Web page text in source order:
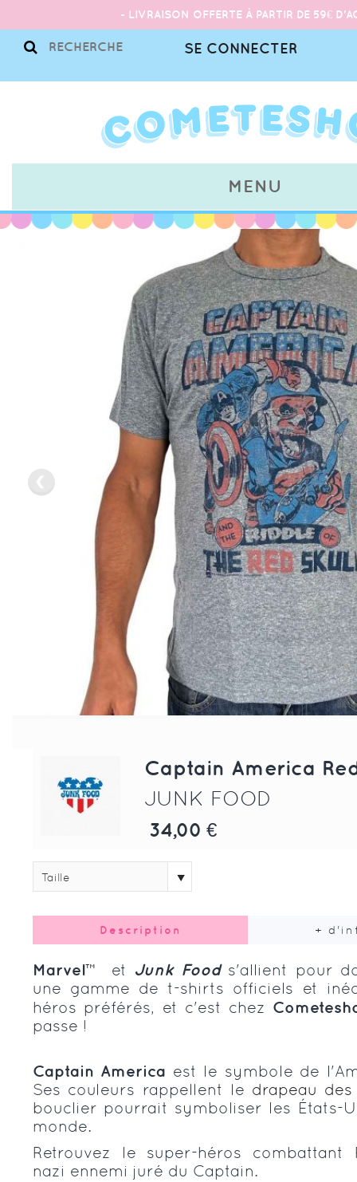
- LIVRAISON OFFERTE À PARTIR DE 59€
SE CONNECTER
MENU
Captain America
JUNK FOOD
34,00 €
Taille
Description +
Marvel™ et Junk Food s'allient pour
une gamme de t-shirts officiels et
héros préférés, et c'est chez
passe !
Captain America est le symbole de
Ses couleurs rappellent le drapeau
bouclier pourrait symboliser les États-
monde.
Retrouvez le super-héros combattant
nazi ennemi juré du Captain.